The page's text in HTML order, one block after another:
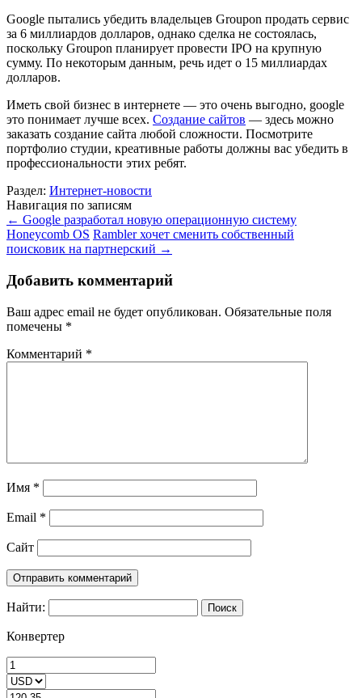
Google пытались убедить владельцев Groupon продать сервис
за 6 миллиардов долларов, однако сделка не состоялась,
поскольку Groupon планирует провести IPO на крупную
сумму. По некоторым данным, речь идет о 15 миллиардах
долларов.
Иметь свой бизнес в интернете — это очень выгодно, google
это понимает лучше всех. Создание сайтов — здесь можно
заказать создание сайта любой сложности. Посмотрите
портфолио студии, креативные работы должны вас убедить в
профессиональности этих ребят.
Раздел: Интернет-новости
Навигация по записям
← Google разработал новую операционную систему
Honeycomb OS Rambler хочет сменить собственный
поисковик на партнерский →
Добавить комментарий
Ваш адрес email не будет опубликован. Обязательные поля
помечены *
Комментарий *
Имя *
Email *
Сайт
Найти:
Конвертер